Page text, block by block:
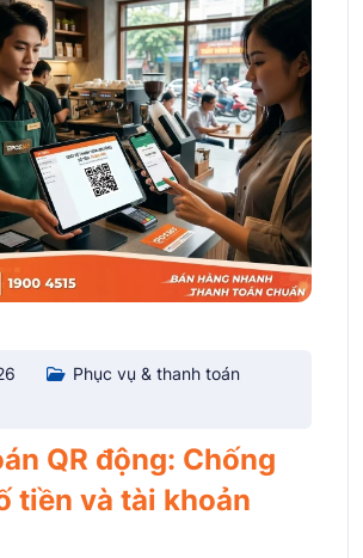
Phục vụ & thanh toán
QR động: Chống
tiền và tài khoản